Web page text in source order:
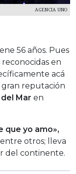
AGENCIA UNO
56 años. Pues
reconocidas en
acá
reputación
Mar en
que yo amo»,
entre otros; lleva
del continente.